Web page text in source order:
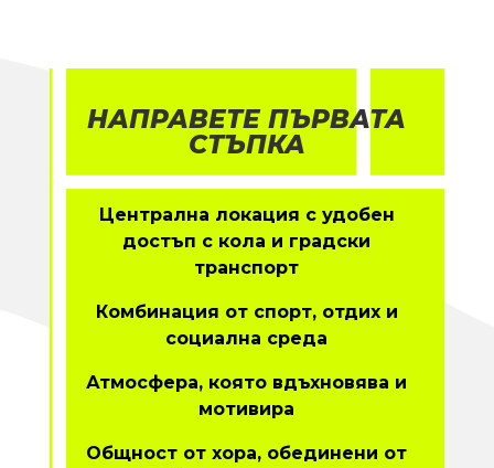
НАПРАВЕТЕ ПЪРВАТА
СТЪПКА
Централна локация с удобен
достъп с кола и градски
транспорт
Комбинация от спорт, отдих и
социална среда
Атмосфера, която вдъхновява и
мотивира
Общност от хора, обединени от